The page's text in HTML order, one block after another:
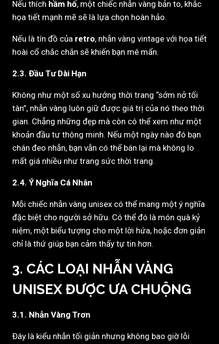
Nếu thích hầm hố, một chiếc nhẫn vàng bản to, khắc
họa tiết mạnh mẽ sẽ là lựa chọn hoàn hảo.
Nếu là tín đồ của retro, nhẫn vàng vintage với họa tiết
hoài cổ chắc chắn sẽ khiến bạn mê mẩn.
2.3. Đầu Tư Dài Hạn
Không như một số xu hướng thời trang “sớm nở tối
tàn”, nhẫn vàng luôn giữ được giá trị của nó theo thời
gian. Chẳng những đẹp mà còn có thể xem như một
khoản đầu tư thông minh. Nếu một ngày nào đó bạn
chán đeo nhẫn, bạn vẫn có thể bán lại mà không lo
mất giá nhiều như trang sức thời trang.
2.4. Ý Nghĩa Cá Nhân
Mỗi chiếc nhẫn vàng unisex có thể mang một ý nghĩa
đặc biệt cho người sở hữu. Có thể đó là món quà kỷ
niệm, một biểu tượng cho một lời hứa, hoặc đơn giản
chỉ là thứ giúp bạn cảm thấy tự tin hơn.
3. CÁC LOẠI NHẪN VÀNG
UNISEX ĐƯỢC ƯA CHUỘNG
3.1. Nhẫn Vàng Trơn
Đây là kiểu nhẫn tối giản nhưng không bao giờ lỗi